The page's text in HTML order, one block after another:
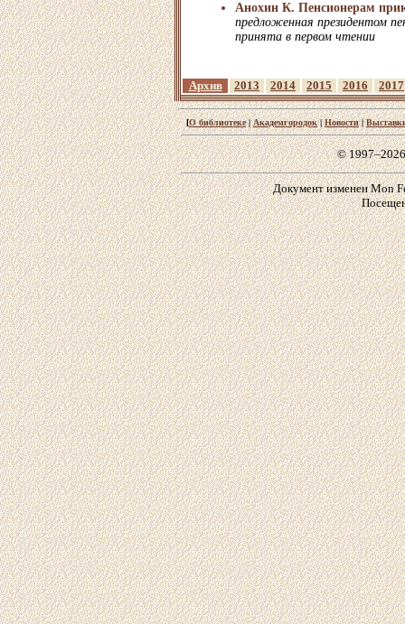
Анохин К. Пенсионерам
предложенная президентом
принята в первом чтении
Архив 2013 2014 2015 2016 2017
[О библиотеке|Академгородок|Новости|
©
Документ изменен Mon